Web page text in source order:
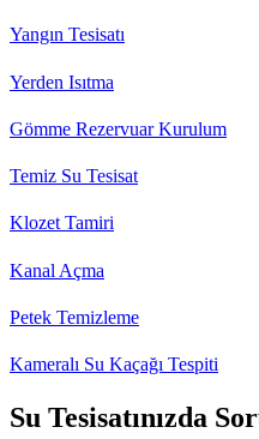
Yangın Tesisatı
Yerden Isıtma
Gömme Rezervuar Kurulum
Temiz Su Tesisat
Klozet Tamiri
Kanal Açma
Petek Temizleme
Kameralı Su Kaçağı Tespiti
Su Tesisatınızda